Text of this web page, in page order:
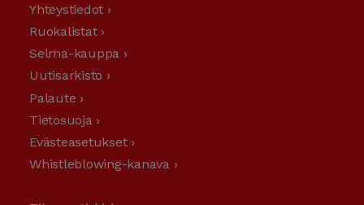
Yhteystiedot ›
Ruokalistat ›
Selma-kauppa ›
Uutisarkisto ›
Palaute ›
Tietosuoja ›
Evästeasetukset ›
Whistleblowing-kanava ›